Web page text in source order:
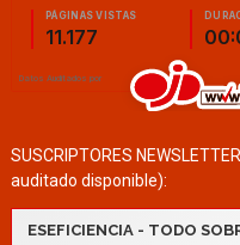
SUSCRIPTORES
auditado disponible):